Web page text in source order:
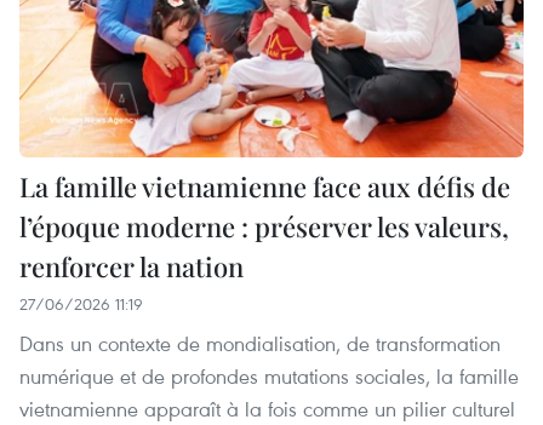
La famille vietnamienne face aux défis de
l’époque moderne : préserver les valeurs,
renforcer la nation
27/06/2026 11:19
Dans un contexte de mondialisation, de transformation
numérique et de profondes mutations sociales, la famille
vietnamienne apparaît à la fois comme un pilier culturel